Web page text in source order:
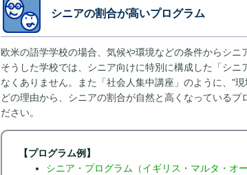
シニアの割合が高いプログラム
欧米の語学学校の場合、気候や環境などの条件からシニ
そうした学校では、シニア向けに特別に構成した「シ
なくありません。また「社会人集中講座」のように、"
どの理由から、シニアの割合が自然と高くなっているプ
ださい。
【プログラム例】
シニア・プログラム（イギリス・マルタ・オ